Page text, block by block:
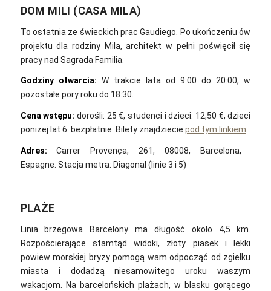
DOM MILI (CASA MILA)
To ostatnia ze świeckich prac Gaudiego. Po ukończeniu ów
projektu dla rodziny Mila, architekt w pełni poświęcił się
pracy nad Sagrada Familia.
Godziny otwarcia: W trakcie lata od 9:00 do 20:00, w
pozostałe pory roku do 18:30.
Cena wstępu: dorośli: 25 €, studenci i dzieci: 12,50 €, dzieci
poniżej lat 6: bezpłatnie. Bilety znajdziecie pod tym linkiem.
Adres: Carrer Provença, 261, 08008, Barcelona, ​​
Espagne. Stacja metra: Diagonal (linie 3 i 5)
PLAŻE
Linia brzegowa Barcelony ma długość około 4,5 km.
Rozpościerające stamtąd widoki, złoty piasek i lekki
powiew morskiej bryzy pomogą wam odpocząć od zgiełku
miasta i dodadzą niesamowitego uroku waszym
wakacjom. Na barcelońskich plażach, w blasku gorącego